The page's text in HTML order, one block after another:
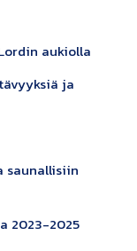
aukiolla
ja
saunallisiin
2023-2025